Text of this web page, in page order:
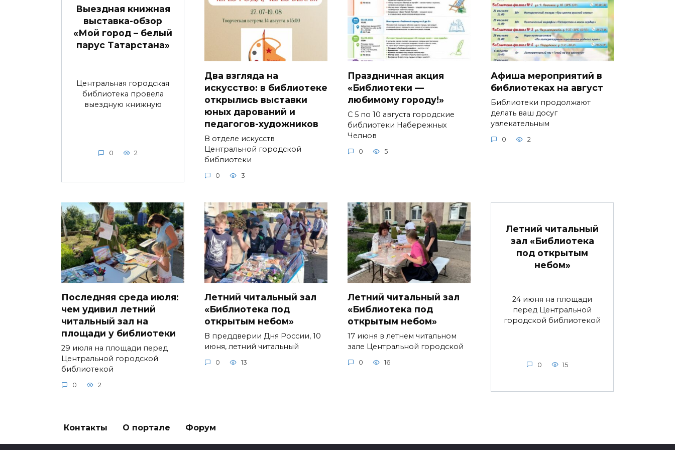
Выездная книжная
выставка-обзор
«Мой город – белый
парус Татарстана»
Центральная городская
библиотека провела
выездную книжную
0 2
Два взгляда на
искусство: в библиотеке
открылись выставки
юных дарований и
педагогов-художников
В отделе искусств
Центральной городской
библиотеки
0 3
Праздничная акция
«Библиотеки —
любимому городу!»
С 5 по 10 августа городские
библиотеки Набережных
Челнов
0 5
Афиша мероприятий в
библиотеках на август
Библиотеки продолжают
делать ваш досуг
увлекательным
0 2
Последняя среда июля:
чем удивил летний
читальный зал на
площади у библиотеки
29 июля на площади перед
Центральной городской
библиотекой
0 2
Летний читальный зал
«Библиотека под
открытым небом»
В преддверии Дня России, 10
июня, летний читальный
0 13
Летний читальный зал
«Библиотека под
открытым небом»
17 июня в летнем читальном
зале Центральной городской
0 16
Летний читальный
зал «Библиотека
под открытым
небом»
24 июня на площади
перед Центральной
городской библиотекой
0 15
Контакты О портале Форум